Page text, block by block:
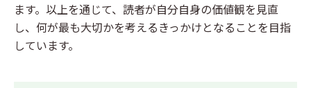
ます。以上を通じて、読者が自分自身の価値観を見直
し、何が最も大切かを考えるきっかけとなることを目指
しています。